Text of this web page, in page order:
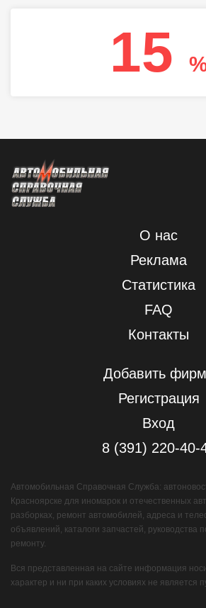
15
О нас
Реклама
Статистика
FAQ
Контакты
Добавить
Регистрация
Вход
8 (391) 220-40-
Автомобильная Справочная Служба:
Красноярске для иномарок и отечественных
разборках, ремонт автомобилей, адреса и
объявлений, каталоги запчастей, руководства
ремонту.
Вся представленная на сайте информация
характер и ни при каких условиях не является